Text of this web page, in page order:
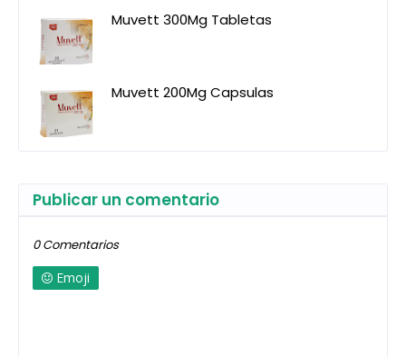
Muvett 300Mg Tabletas
Muvett 200Mg Capsulas
Publicar un comentario
0 Comentarios
Emoji